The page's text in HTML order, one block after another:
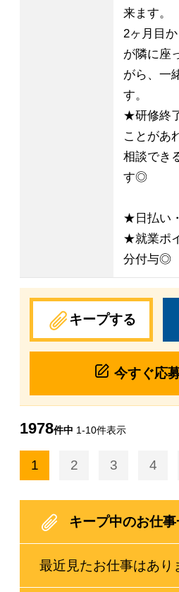
来ます。
2ヶ月目
が隣に座
がら、一
す。
★研修終
ことがあ
相談でき
す◎
★日払い
★就業ポ
分付与◎
キープする
今すぐ応
1978件中 1-10件表示
1 2 3 4
キープ中のお仕
最近見たお仕事はあり